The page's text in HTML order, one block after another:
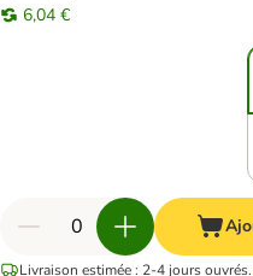
6,04 €
Livraison estimée : 2-4 jours ouvrés.